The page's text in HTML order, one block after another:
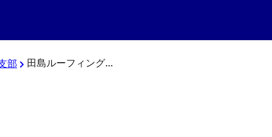
部 田島ルーフィング杯秋季支部大会兼第37回東日本選抜大会予選